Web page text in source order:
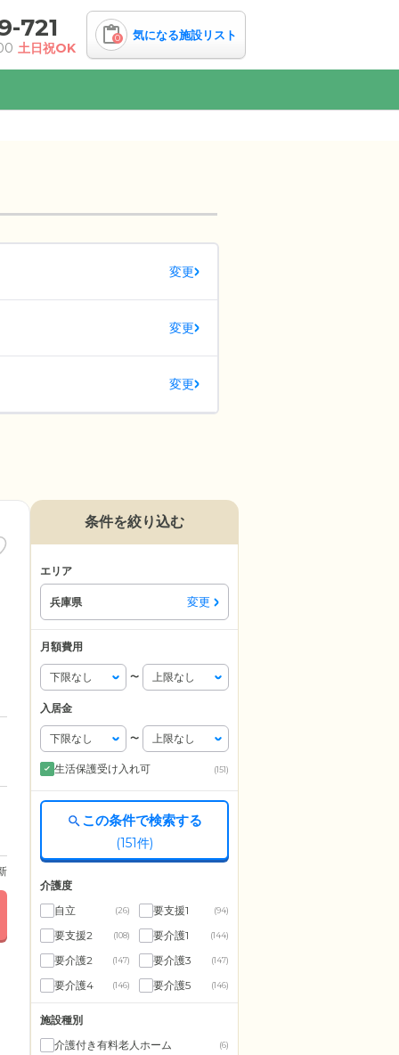
721
土日祝OK
0 気になる施設リスト
変更
変更
変更
条件を絞り込む
エリア
兵庫県 変更
月額費用
〜
入居金
〜
生活保護受け入れ可 (151)
この条件で検索する
(151件)
介護度
自立
(26) 要支援1 (94)
要支援2 (108) 要介護1 (144)
要介護2 (147) 要介護3 (147)
要介護4 (146) 要介護5 (146)
施設種別
介護付き有料老人ホーム
(6)